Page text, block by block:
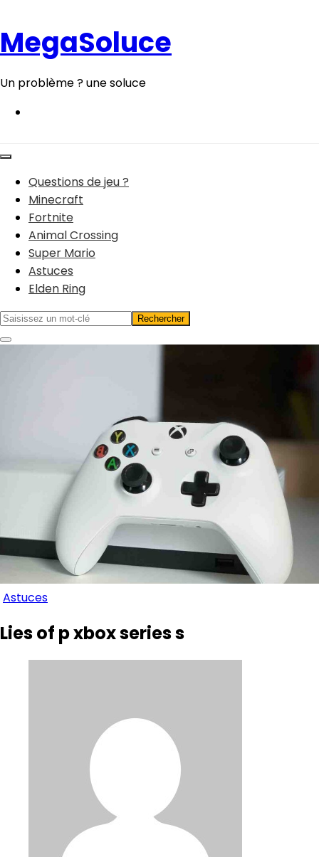
contenu
MegaSoluce
Un problème ? une soluce
Questions de jeu ?
Minecraft
Fortnite
Animal Crossing
Super Mario
Astuces
Elden Ring
Astuces
Lies of p xbox series s